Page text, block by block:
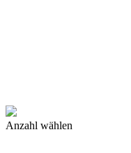
Anzahl wählen